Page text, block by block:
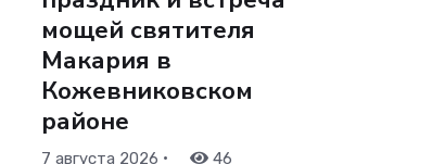
мощей святителя
Макария в
Кожевниковском
районе
7 августа 2026 • 46